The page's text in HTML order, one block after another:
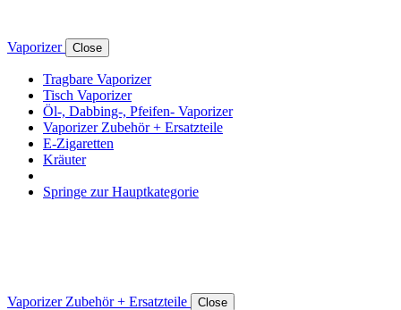
Vaporizer Close
Tragbare Vaporizer
Tisch Vaporizer
Öl-, Dabbing-, Pfeifen- Vaporizer
Vaporizer Zubehör + Ersatzteile
E-Zigaretten
Kräuter
Springe zur Hauptkategorie
Vaporizer Zubehör + Ersatzteile Close